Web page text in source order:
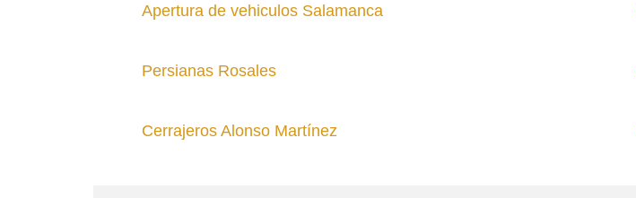
Apertura de vehiculos Salamanca
Persianas Rosales
Cerrajeros Alonso Martínez